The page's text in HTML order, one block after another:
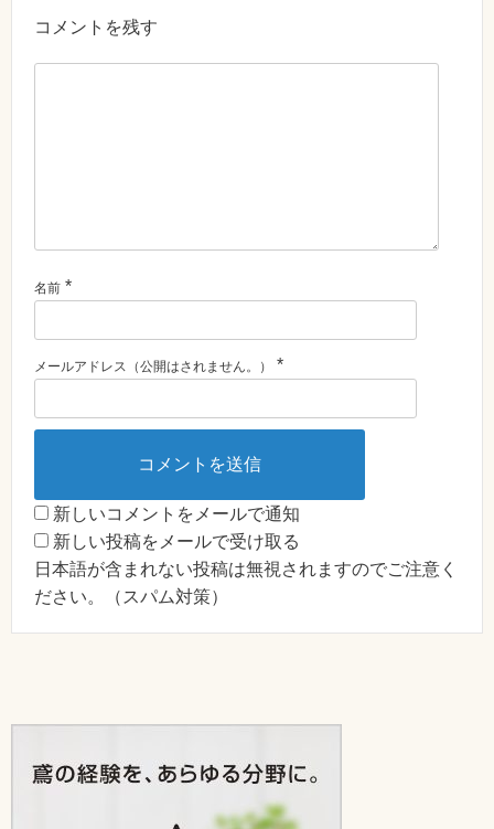
コメントを残す
名前 *
メールアドレス（公開はされません。） *
新しいコメントをメールで通知
新しい投稿をメールで受け取る
日本語が含まれない投稿は無視されますのでご注意く
ださい。（スパム対策）